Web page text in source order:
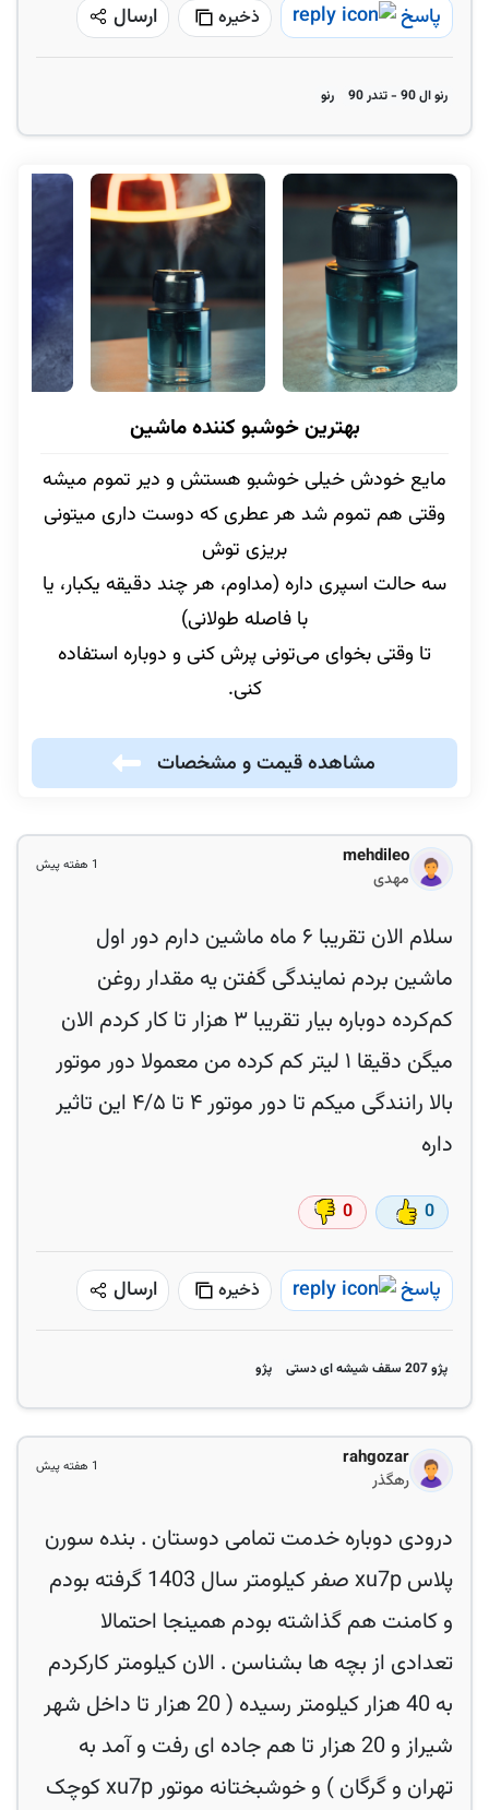
پاسخ ذخیره ارسال
رنو ال 90 - تندر 90 رنو
بهترین خوشبو کننده ماشین
مایع خودش خیلی خوشبو هستش و دیر تموم میشه
وقتی هم تموم شد هر عطری که دوست داری میتونی
بریزی توش
سه حالت اسپری داره (مداوم، هر چند دقیقه یکبار، یا
با فاصله طولانی)
تا وقتی بخوای می‌تونی پرش کنی و دوباره استفاده
کنی.
مشاهده قیمت و مشخصات
mehdileo
مهدی
1 هفته پیش
سلام الان تقریبا ۶ ماه ماشین دارم دور اول
ماشین بردم نمایندگی گفتن یه مقدار روغن
کم‌کرده دوباره بیار تقریبا ۳ هزار تا کار کردم الان
میگن دقیقا ۱ لیتر کم کرده من معمولا دور موتور
بالا رانندگی میکم تا دور موتور ۴ تا ۴/۵ این تاثیر
داره
0
0
پاسخ ذخیره ارسال
پژو 207 سقف شیشه ای دستی پژو
rahgozar
رهگذر
1 هفته پیش
درودی دوباره خدمت تمامی دوستان . بنده سورن
پلاس xu7p صفر کیلومتر سال 1403 گرفته بودم
و کامنت هم گذاشته بودم همینجا احتمالا
تعدادی از بچه ها بشناسن . الان کیلومتر کارکردم
به 40 هزار کیلومتر رسیده ( 20 هزار تا داخل شهر
شیراز و 20 هزار تا هم جاده ای رفت و آمد به
تهران و گرگان ) و خوشبختانه موتور xu7p کوچک